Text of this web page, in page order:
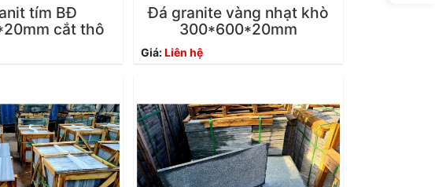
tím BĐ
cắt thô
Đá granite vàng nhạt khò
300*600*20mm
Giá:Liên hệ